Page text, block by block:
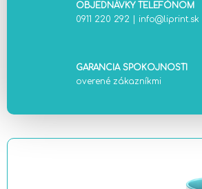
OBJEDNÁVKY TELEFÓNOM
0911 220 292
info@liprint.sk
GARANCIA SPOKOJNOSTI
overené zákazníkmi